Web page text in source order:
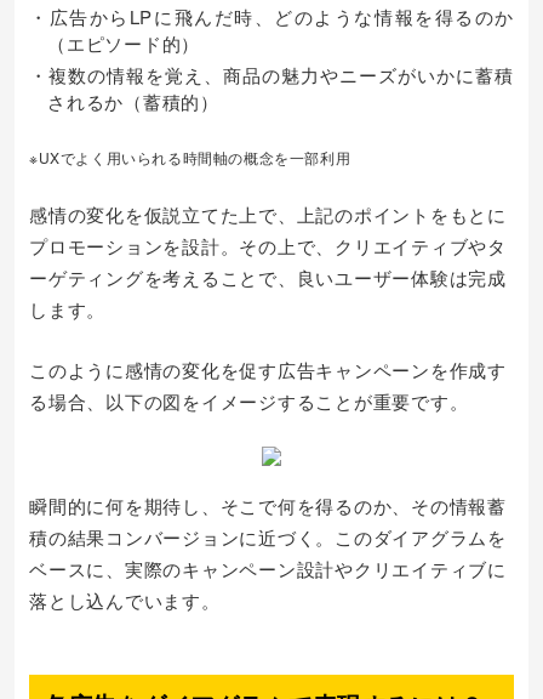
・広告からLPに飛んだ時、どのような情報を得るのか
（エピソード的）
・複数の情報を覚え、商品の魅力やニーズがいかに蓄積
されるか（蓄積的）
※UXでよく用いられる時間軸の概念を一部利用
感情の変化を仮説立てた上で、上記のポイントをもとに
プロモーションを設計。その上で、クリエイティブやタ
ーゲティングを考えることで、良いユーザー体験は完成
します。
このように感情の変化を促す広告キャンペーンを作成す
る場合、以下の図をイメージすることが重要です。
瞬間的に何を期待し、そこで何を得るのか、その情報蓄
積の結果コンバージョンに近づく。このダイアグラムを
ベースに、実際のキャンペーン設計やクリエイティブに
落とし込んでいます。